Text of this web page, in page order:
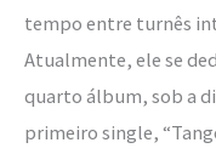
tempo entre turnês
Atualmente, ele se
quarto álbum, sob a
primeiro single,